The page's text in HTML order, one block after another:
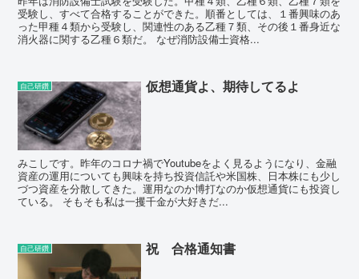
受験し、すべて合格することができた。順番としては、１番興味のあ
った甲種４類から受験し、関連性のある乙種７類、その後１番身近な
消火器に関する乙種６類だ。 なぜ消防設備士資格...
自己研鑽 仮想通貨よ、期待してるよ
みこしです。昨年のコロナ禍でYoutubeをよく見るようになり、金融
資産の運用についても興味を持ち投資信託や米国株、日本株にも少し
づつ資産を分散してきた。運用なのか博打なのか仮想通貨にも投資し
ている。 そもそも私は一攫千金が大好きだ...
自己研鑽 祝 合格通知書